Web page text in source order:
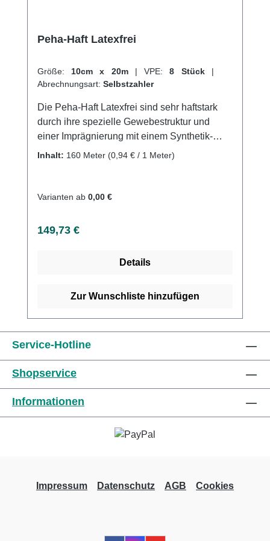
Peha-Haft Latexfrei
Größe: 10cm x 20m | VPE: 8 Stück |
Abrechnungsart: Selbstzahler
Die Peha-Haft Latexfrei sind sehr haftstark
durch ihre spezielle Gewebestruktur und
einer Imprägnierung mit einem Synthetik-
Polymer. Sie sind sehr elastisch und haben
Material. Mit nur wenigen Umdrehungen
oder Kleidung verkleben. Sie sind
geruchsneutral und bestehen aus 43%
Kaufen Sie jetzt latexfreie Peha-Haftbinden
hervorragenden Kundenservice. Weitere
Inhalt: 160 Meter (0,94 € / 1 Meter)
Varianten ab 0,00 €
Regulärer Preis:
149,73 €
Details
Zur Wunschliste hinzufügen
Service-Hotline
Shopservice
Informationen
Impressum Datenschutz AGB Cookies